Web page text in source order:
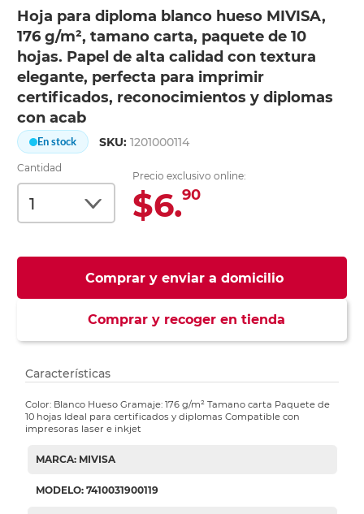
Hoja para diploma blanco hueso MIVISA,
176 g/m², tamano carta, paquete de 10
hojas. Papel de alta calidad con textura
elegante, perfecta para imprimir
certificados, reconocimientos y diplomas
con acab
En stock SKU:1201000114
Cantidad
Precio exclusivo online:
$6.90
Comprar y enviar a domicilio
Comprar y recoger en tienda
Características
Color: Blanco Hueso Gramaje: 176 g/m² Tamano carta Paquete de
10 hojas Ideal para certificados y diplomas Compatible con
impresoras laser e inkjet
MARCA: MIVISA
MODELO: 7410031900119